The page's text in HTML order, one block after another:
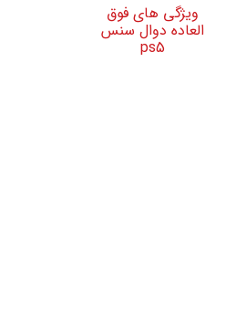
ویژگی های فوق
العاده دوال سنس
ps5